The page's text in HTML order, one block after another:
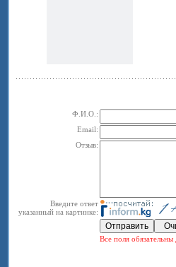
Ф.И.О.:
Email:
Отзыв:
Введите ответ
указанный на картинке:
Все поля обязательны